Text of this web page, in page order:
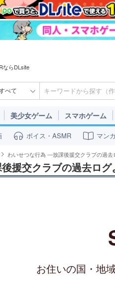
ならDLsite
べて
美少女ゲーム スマホゲーム
ボイス・ASMR マン
わいせつな行為 ―放課後援交クラブの過
援交クラブの過去ロ
お住いの国・地